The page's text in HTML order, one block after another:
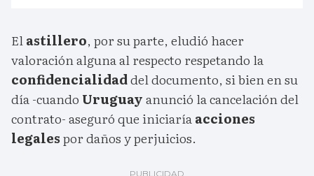
Elastillero, por su parte, eludió hacer
valoración alguna al respecto respetando la
confidencialidaddel documento, si bien en su
día -cuando Uruguayanunció la cancelación del
contrato- aseguró que iniciaríaacciones
legalespor daños y perjuicios.